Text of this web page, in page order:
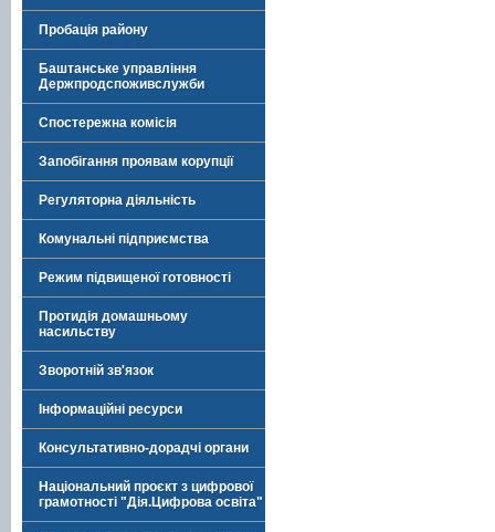
Пробація району
Баштанське управління
Держпродспоживслужби
Спостережна комісія
Запобігання проявам корупції
Регуляторна діяльність
Комунальні підприємства
Режим підвищеної готовності
Протидія домашньому
насильству
Зворотній зв'язок
Інформаційні ресурси
Консультативно-дорадчі органи
Національний проєкт з цифрової
грамотності "Дія.Цифрова освіта"